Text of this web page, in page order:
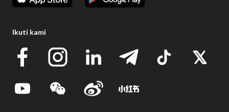
Ikuti kami